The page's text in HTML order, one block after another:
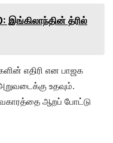
இங்கிலாந்தின் த்ரில்
எதிரி என பாஜக
உதவும்.
ஆறப் போட்டு